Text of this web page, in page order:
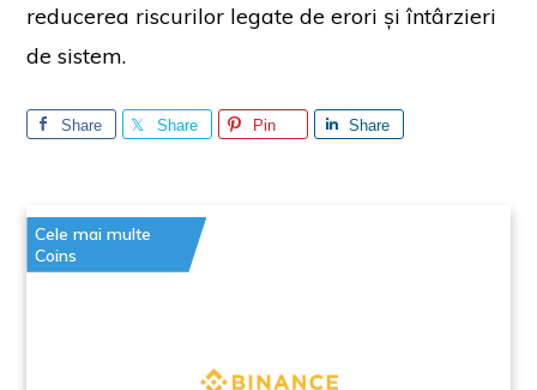
reducerea riscurilor legate de erori și întârzieri
de sistem.
Share Share Pin Share
Cele mai multe
Coins